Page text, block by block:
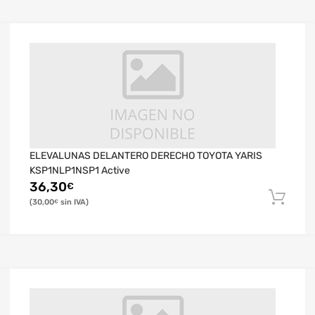
ELEVALUNAS DELANTERO DERECHO TOYOTA YARIS
KSP1NLP1NSP1 Active
36,30€
30,00€